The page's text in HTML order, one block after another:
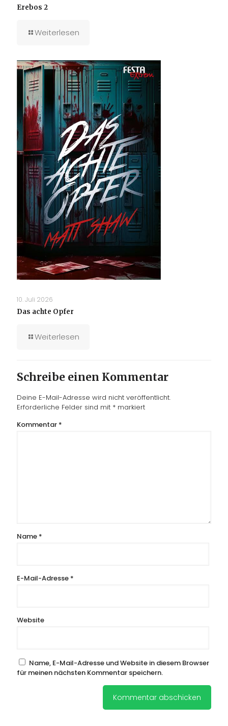
Erebos 2
Weiterlesen
10. Juli 2026
Das achte Opfer
Weiterlesen
Schreibe einen Kommentar
Deine E-Mail-Adresse wird nicht veröffentlicht.
Erforderliche Felder sind mit * markiert
Kommentar *
Name *
E-Mail-Adresse *
Website
Name, E-Mail-Adresse und Website in diesem Browser
für meinen nächsten Kommentar speichern.